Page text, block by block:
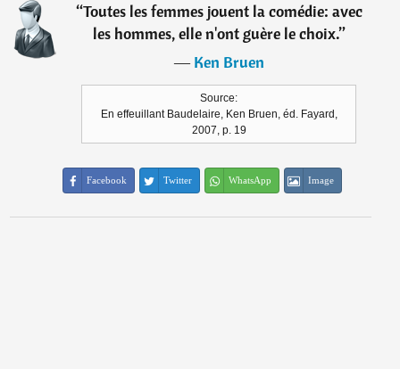
“Toutes les femmes jouent la comédie: avec
les hommes, elle n'ont guère le choix.”
―Ken Bruen
Source:
En effeuillant Baudelaire, Ken Bruen, éd. Fayard,
2007, p. 19
Facebook Twitter WhatsApp Image